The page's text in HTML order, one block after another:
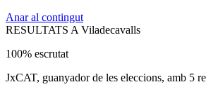
Anar al contingut
RESULTATS A Viladecavalls
100% escrutat
JxCAT, guanyador de les eleccions, amb 5